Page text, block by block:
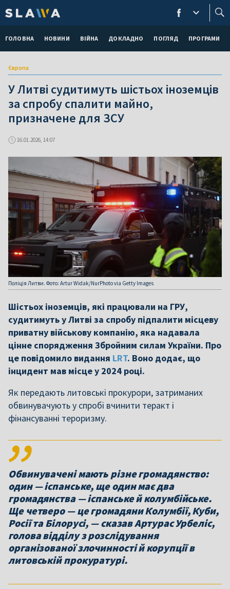
ГОЛОВНА НОВИНИ ВІЙНА ДОКЛАДНО ПОГЛЯД ПРОГРАМИ
Європа
У Литві судитимуть шістьох іноземців
за спробу спалити майно,
призначене для ЗСУ
16.01.2026, 14:07
Поліція Литви. Фото: Artur Widak/NurPhoto via Getty Images
Шістьох іноземців, які працювали на ГРУ,
судитимуть у Литві за спробу підпалити місцеву
приватну військову компанію, яка надавала
цінне спорядження Збройним силам України. Про
це повідомило видання LRT. Воно додає, що
інцидент мав місце у 2024 році.
Як передають литовські прокурори, затриманих
обвинувачують у спробі вчинити теракт і
фінансуванні тероризму.
Обвинувачені мають різне громадянство:
один — іспанське, ще один має два
громадянства — іспанське й колумбійське.
Ще четверо — це громадяни Колумбії, Куби,
Росії та Білорусі, — сказав Артурас Урбеліс,
голова відділу з розслідування
організованої злочинності й корупції в
литовській прокуратурі.